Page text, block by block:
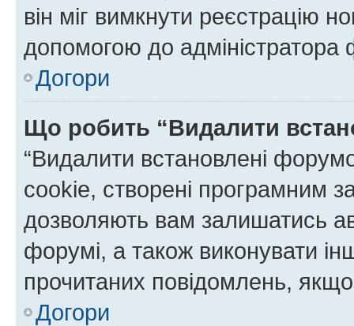
він міг вимкнути реєстрацію
допомогою до адміністратора
Догори
Що робить “Видалити
“Видалити встановлені
cookie, створені програмним
дозволяють вам залишатись
форумі, а також виконувати
прочитаних повідомлень,
Догори